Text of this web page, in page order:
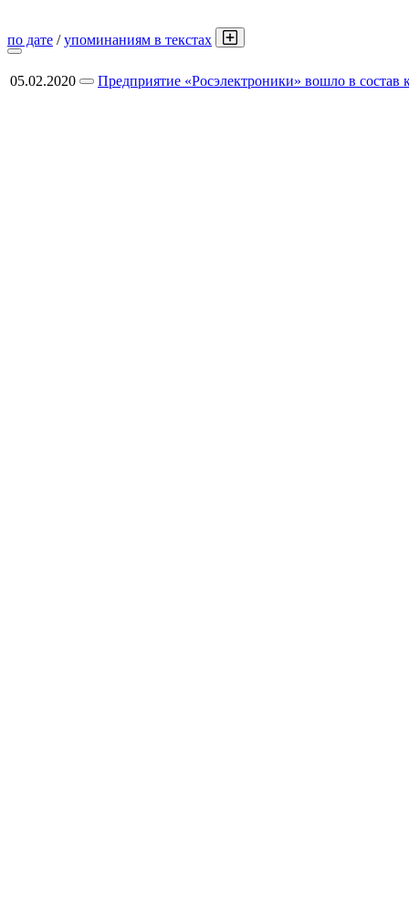
по дате /упоминаниям в текстах
05.02.2020 Предприятие «Росэлектроники» вошло в